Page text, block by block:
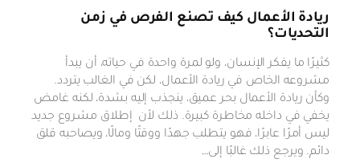
ريادة الأعمال كيف تصنع الفرص في زمن
التحديات؟
كثيرًا ما يفكر الإنسان، ولو لمرة واحدة في حياته، أن يبدأ
مشروعه الخاص في ريادة الأعمال، لكن في الغالب يتردد.
وكأن ريادة الأعمال بحر عميق، ينجذب إليه بشدة، لكنه غامض
يخفي في داخله مخاطرة كبيرة. ذلك لأن إطلاق مشروع جديد
ليس أمرًا عابرًا، فهو يتطلب جهدًا ووقتًا ومالًا، ويصاحبه قلق
دائم. ويرجع ذلك غالبًا إلى…